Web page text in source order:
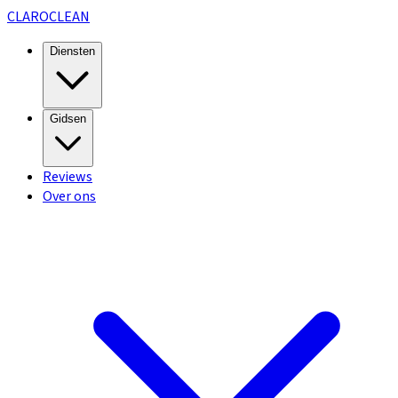
CLAROCLEAN
Diensten
Gidsen
Reviews
Over ons